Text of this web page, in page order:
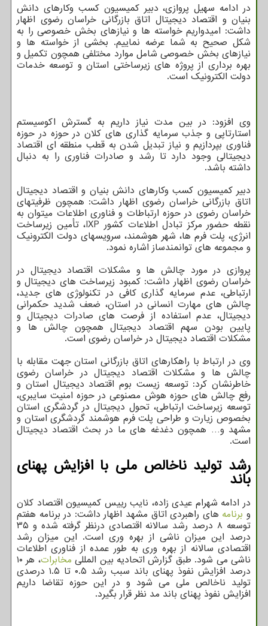
در ادامه سهیل پروازی، دبیر کمیسیون کسب وکارهای دانش
بنیان و اقتصاد دیجیتال اتاق بازرگانی خراسان رضوی اظهار
داشت: امیدواریم خواسته ها و نیازهای بخش خصوصی را به
شکل صحیح به شما عرضه نماییم. بخشی از خواسته ها و
نیازهای بخش خصوصی شامل موارد مختلفی همچون تکمیل و
بهره برداری از پروژه های زیرساختی استان و توسعه خدمات
دولت الکترونیک است.
وی افزود: در بین مدت نیاز داریم به گسترش اکوسیستم
استارتاپی و جذب سرمایه گذاری های کلان در حوزه در حوزه
فناوری بپردازیم و نیاز تبدیل شدن به قطب منطقه ای اقتصاد
دیجیتالی وجود دارد تا رشد و صادرات فناوری را به دنبال
داشته باشد.
دبیر کمیسیون کسب وکارهای دانش بنیان و اقتصاد دیجیتال
اتاق بازرگانی خراسان رضوی اظهار داشت: همچون ظرفیتهای
خراسان رضوی در حوزه ارتباطات و فناوری اطلاعات میتوان به
نقطه حضور مرکز تبادل اطلاعات کشور IXP، تأمین زیرساخت
انرژی، پلت فرم ها، شهر هوشمند، سرویسهای دولت الکترونیک
و مجموعه های توانمندساز اشاره نمود.
پروازی در مورد چالش ها و مشکلات اقتصاد دیجیتال در
خراسان رضوی اظهار داشت: کمبود زیرساخت های دیجیتال و
ارتباطی، عدم سرمایه گذاری کافی در تکنولوژی های جدید،
چالش های مهارت انسانی در استان، ضعف شدید حکمرانی
دیجیتال، عدم استفاده از فرصت های صادرات دیجیتال و
پایین بودن سهم اقتصاد دیجیتال همچون چالش ها و
مشکلات اقتصاد دیجیتال در خراسان رضوی است.
وی در ارتباط با راهکارهای اتاق بازرگانی استان جهت مقابله با
چالش ها و مشکلات اقتصاد دیجیتال در خراسان رضوی
خاطرنشان کرد: توسعه زیست بوم اقتصاد دیجیتال استان و
رفع چالش های حوزه هوش مصنوعی در حوزه امنیت سایبری،
توسعه زیرساخت ارتباطی، تحول دیجیتال در گردشگری استان
بخصوص زیارت و طراحی پلت فرم هوشمند گردشگری استان و
مشهد و… همچون دغدغه های ما در بحث اقتصاد دیجیتال
است.
رشد تولید ناخالص ملی با افزایش پهنای
باند
در ادامه شهرام عیدی زاده، نایب رییس کمیسیون اقتصاد کلان
و برنامه های راهبردی اتاق مشهد اظهار داشت: در برنامه هفتم
توسعه ۸ درصد رشد سالانه اقتصادی درنظر گرفته شده و ۳۵
درصد این میزان ناشی از بهره وری است. این میزان رشد
اقتصادی سالانه از بهره وری به طور عمده از فناوری اطلاعات
ناشی می شود. طبق گزارش اتحادیه بین المللی مخابرات ، هر ۱۰
درصد افزایش نفوذ پهنای باند سبب رشد ۰.۵ تا ۱.۵ درصدی
تولید ناخالص ملی می شود و در این حوزه تقاضا داریم
افزایش نفوذ پهنای باند مد نظر قرار بگیرد.